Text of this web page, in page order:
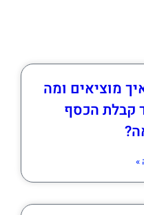
מוציאים ומה
קבלת הכסף
»